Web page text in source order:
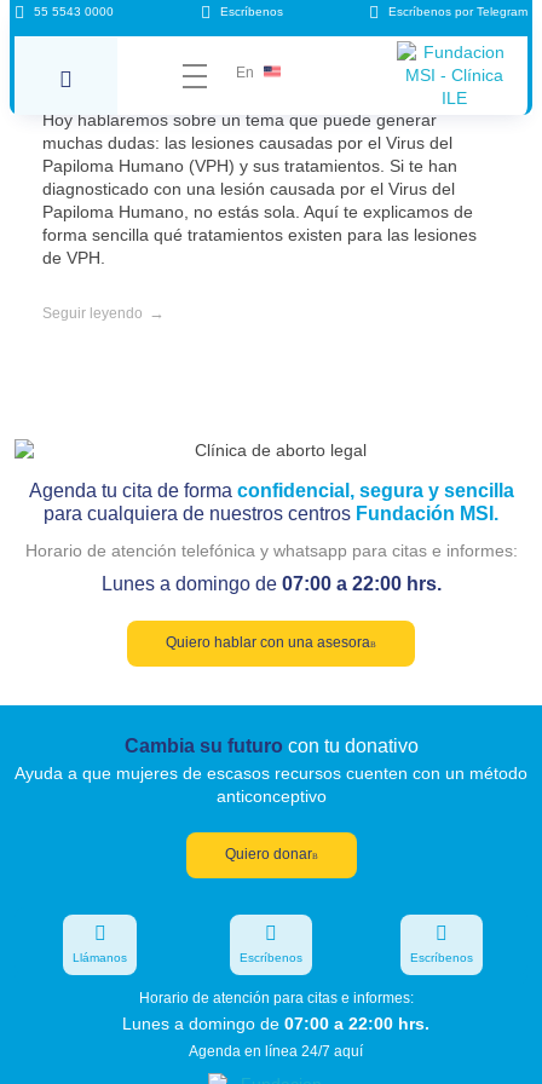
55 5543 0000 Escríbenos Escríbenos por Telegram
En
¿Qué tratamientos existen para lesiones
de VPH?
Hoy hablaremos sobre un tema que puede generar
muchas dudas: las lesiones causadas por el Virus del
Papiloma Humano (VPH) y sus tratamientos. Si te han
diagnosticado con una lesión causada por el Virus del
Papiloma Humano, no estás sola. Aquí te explicamos de
forma sencilla qué tratamientos existen para las lesiones
de VPH.
Seguir leyendo
Agenda tu cita de forma confidencial, segura y sencilla
para cualquiera de nuestros centros Fundación MSI.
Horario de atención telefónica y whatsapp para citas e informes:
Lunes a domingo de 07:00 a 22:00 hrs.
Quiero hablar con una asesora
Cambia su futuro con tu donativo
Ayuda a que mujeres de escasos recursos cuenten con un método
anticonceptivo
Quiero donar
Horario de atención para citas e informes:
Lunes a domingo de 07:00 a 22:00 hrs.
Agenda en línea 24/7 aquí
Llámanos Escríbenos Escríbenos